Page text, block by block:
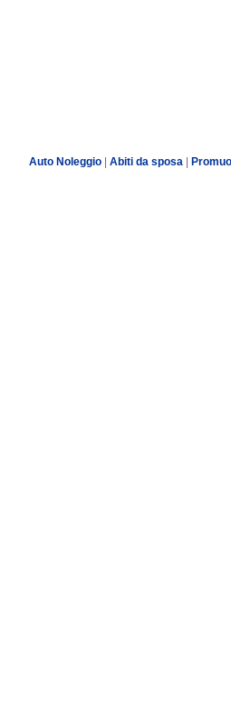
Auto Noleggio| Abiti da sposa|